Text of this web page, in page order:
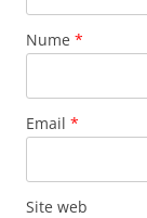
Nume *
Email *
Site web